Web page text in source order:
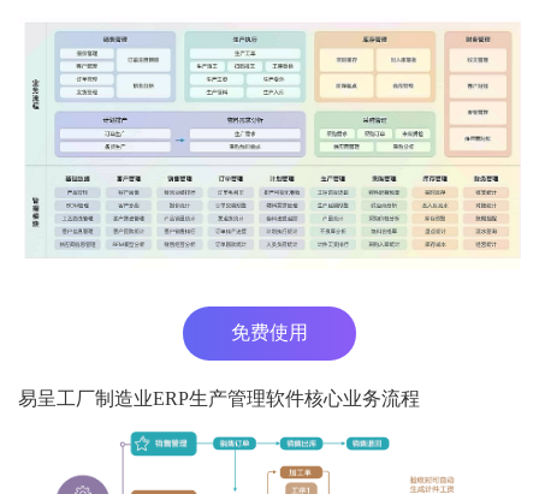
免费使用
易呈工厂制造业ERP生产管理软件核心业务流程